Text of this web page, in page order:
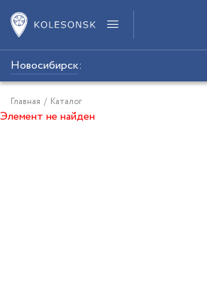
Новосибирск:
Главная / Каталог
Элемент не найден